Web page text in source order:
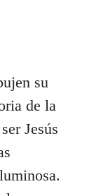
su
de la
Jesús